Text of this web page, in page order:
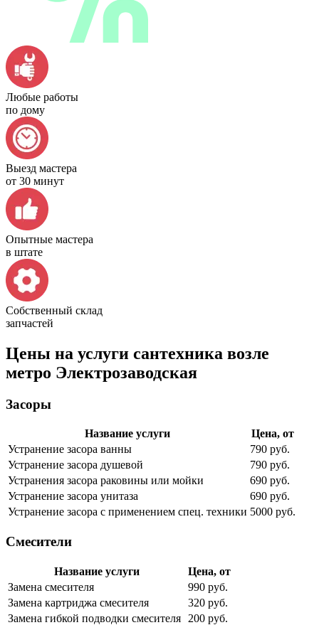
Любые работы
по дому
Выезд мастера
от 30 минут
Опытные мастера
в штате
Собственный склад
запчастей
Цены на услуги сантехника возле
метро Электрозаводская
Засоры
Название услуги
Цена, от
Устранение засора ванны
790 руб.
Устранение засора душевой
790 руб.
Устранения засора раковины или мойки
690 руб.
Устранение засора унитаза
690 руб.
Устранение засора с применением спец. техники 5000 руб.
Смесители
Название услуги
Цена, от
Замена смесителя
990 руб.
Замена картриджа смесителя
320 руб.
Замена гибкой подводки смесителя
200 руб.